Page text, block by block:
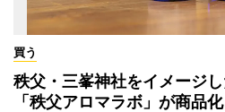
買う
秩父・三峯神社をイメージ
「秩父アロマラボ」が商品化